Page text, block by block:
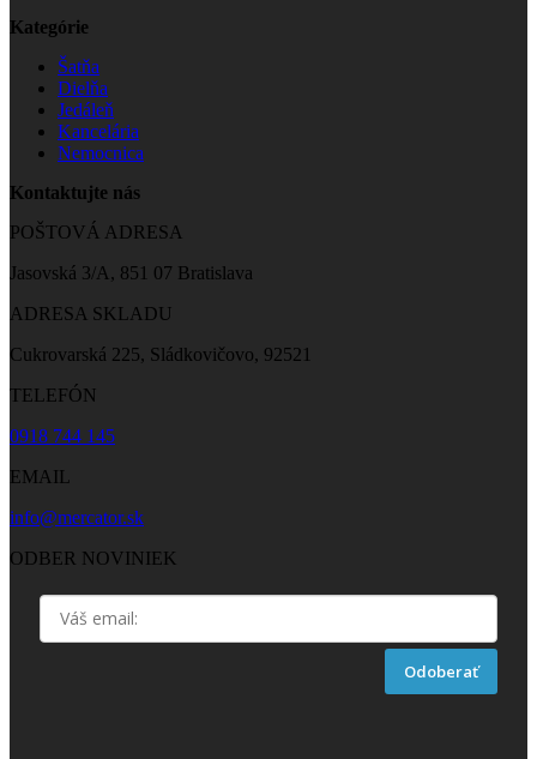
Kategórie
Šatňa
Dielňa
Jedáleň
Kancelária
Nemocnica
Kontaktujte nás
POŠTOVÁ ADRESA
Jasovská 3/A, 851 07 Bratislava
ADRESA SKLADU
Cukrovarská 225, Sládkovičovo, 92521
TELEFÓN
0918 744 145
EMAIL
info@mercator.sk
ODBER NOVINIEK
Odoberať